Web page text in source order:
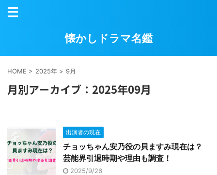
懐かしドラマ名鑑
HOME > 2025年 > 9月
月別アーカイブ：2025年09月
出演者の現在
チョッちゃん安乃役の貝ますみ現在は？
芸能界引退時期や理由も調査！
2025/9/26